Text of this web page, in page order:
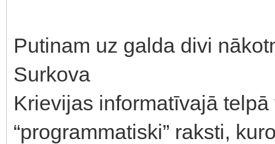
Putinam uz galda divi
Surkova
Krievijas informatīvajā
“programmatiski” raksti,